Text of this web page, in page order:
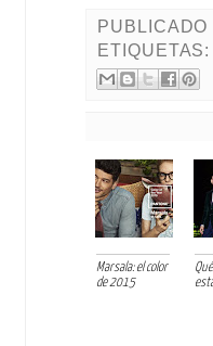
Marsala: el color
de 2015